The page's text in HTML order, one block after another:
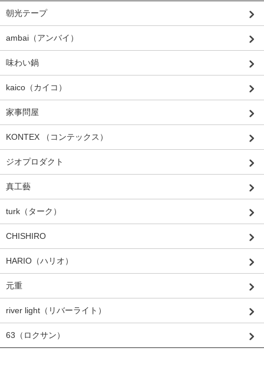
朝光テープ
ambai（アンバイ）
味わい鍋
kaico（カイコ）
家事問屋
KONTEX （コンテックス）
ジオプロダクト
真工藝
turk（ターク）
CHISHIRO
HARIO（ハリオ）
元重
river light（リバーライト）
63（ロクサン）